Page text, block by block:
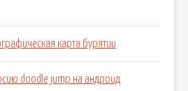
карта бурятии
doodle jump на андроид